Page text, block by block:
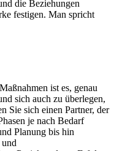
die Beziehungen
festigen. Man spricht
ist es, genau
sich auch zu überlegen,
Sie sich einen Partner, der
je nach Bedarf
Planung bis hin